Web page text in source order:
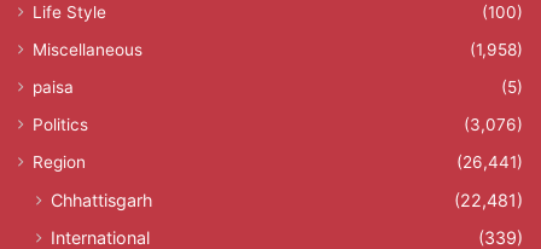
Life Style
(100)
Miscellaneous
(1,958)
paisa
(5)
Politics
(3,076)
Region
(26,441)
Chhattisgarh
(22,481)
International
(339)